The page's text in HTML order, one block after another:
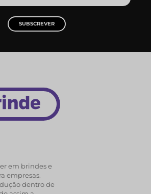
SUBSCREVER
em brindes e
empresas.
dentro de